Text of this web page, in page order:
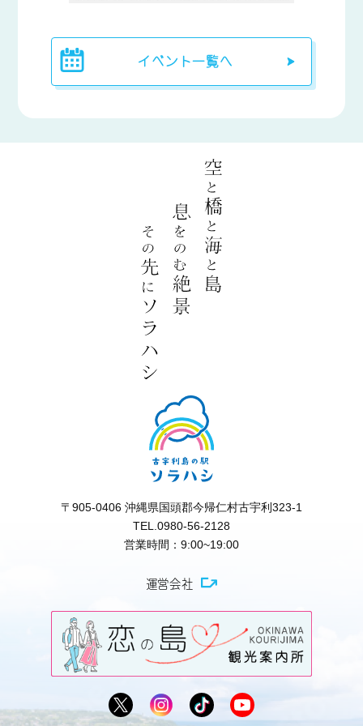
イベント一覧へ
〒905-0406 沖縄県国頭郡今帰仁村古宇利323-1
TEL.0980-56-2128
営業時間：9:00~19:00
運営会社